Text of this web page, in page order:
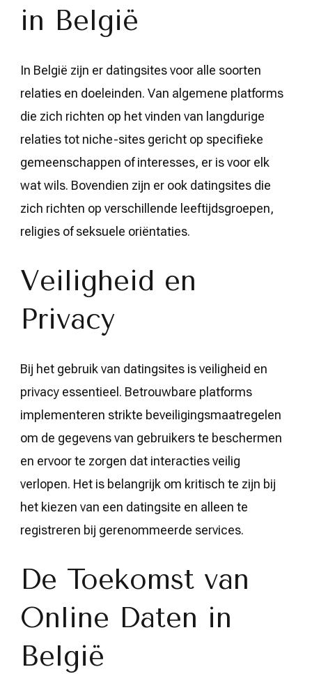
in België
In België zijn er datingsites voor alle soorten
relaties en doeleinden. Van algemene platforms
die zich richten op het vinden van langdurige
relaties tot niche-sites gericht op specifieke
gemeenschappen of interesses, er is voor elk
wat wils. Bovendien zijn er ook datingsites die
zich richten op verschillende leeftijdsgroepen,
religies of seksuele oriëntaties.
Veiligheid en
Privacy
Bij het gebruik van datingsites is veiligheid en
privacy essentieel. Betrouwbare platforms
implementeren strikte beveiligingsmaatregelen
om de gegevens van gebruikers te beschermen
en ervoor te zorgen dat interacties veilig
verlopen. Het is belangrijk om kritisch te zijn bij
het kiezen van een datingsite en alleen te
registreren bij gerenommeerde services.
De Toekomst van
Online Daten in
België